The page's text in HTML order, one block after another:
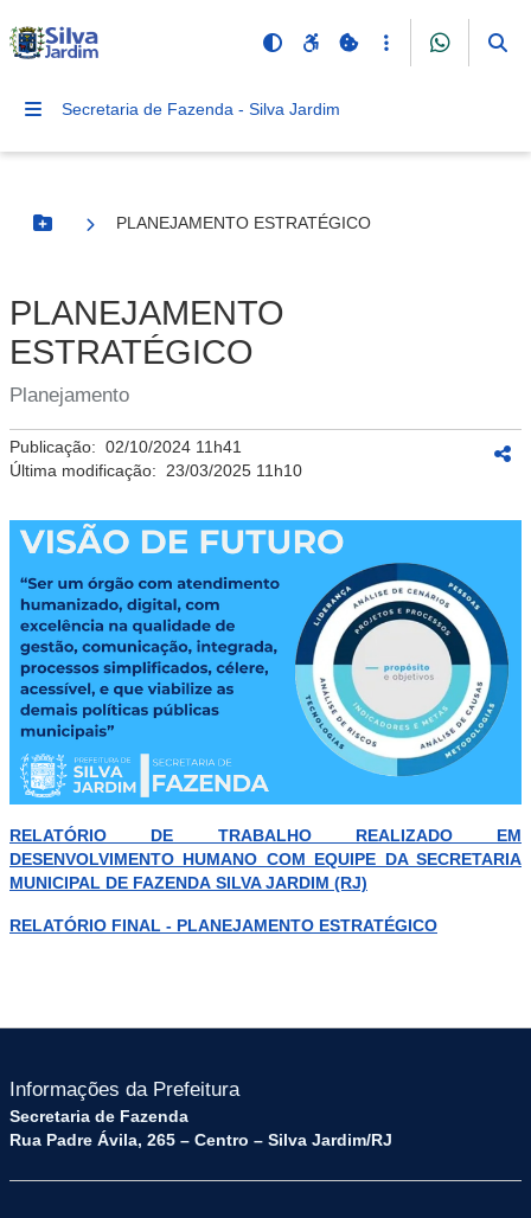
Secretaria de Fazenda - Silva Jardim
Botão Menu
PLANEJAMENTO ESTRATÉGICO
PLANEJAMENTO
ESTRATÉGICO
Planejamento
Publicação: 02/10/2024 11h41
Última modificação: 23/03/2025 11h10
RELATÓRIO DE TRABALHO REALIZADO EM
DESENVOLVIMENTO HUMANO COM EQUIPE DA SECRETARIA
MUNICIPAL DE FAZENDA SILVA JARDIM (RJ)
RELATÓRIO FINAL - PLANEJAMENTO ESTRATÉGICO
Informações da Prefeitura
Secretaria de Fazenda
Rua Padre Ávila, 265 – Centro – Silva Jardim/RJ